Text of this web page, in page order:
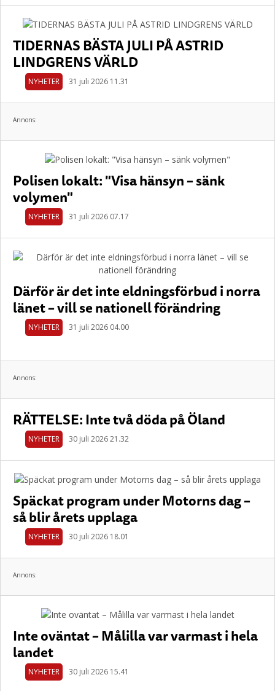
TIDERNAS BÄSTA JULI PÅ ASTRID
LINDGRENS VÄRLD
NYHETER 31 juli 2026 11.31
Annons:
Polisen lokalt: "Visa hänsyn – sänk
volymen"
NYHETER 31 juli 2026 07.17
Därför är det inte eldningsförbud i norra
länet – vill se nationell förändring
NYHETER 31 juli 2026 04.00
Annons:
RÄTTELSE: Inte två döda på Öland
NYHETER 30 juli 2026 21.32
Späckat program under Motorns dag –
så blir årets upplaga
NYHETER 30 juli 2026 18.01
Annons:
Inte oväntat – Målilla var varmast i hela
landet
NYHETER 30 juli 2026 15.41